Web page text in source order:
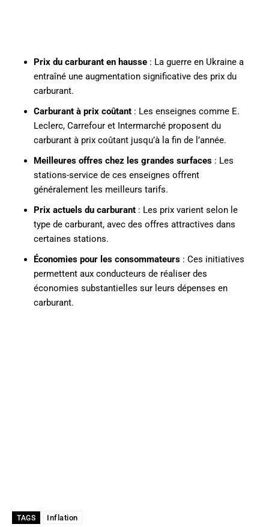
Prix du carburant en hausse : La guerre en Ukraine a
entraîné une augmentation significative des prix du
carburant.
Carburant à prix coûtant : Les enseignes comme E.
Leclerc, Carrefour et Intermarché proposent du
carburant à prix coûtant jusqu’à la fin de l’année.
Meilleures offres chez les grandes surfaces : Les
stations-service de ces enseignes offrent
généralement les meilleurs tarifs.
Prix actuels du carburant : Les prix varient selon le
type de carburant, avec des offres attractives dans
certaines stations.
Économies pour les consommateurs : Ces initiatives
permettent aux conducteurs de réaliser des
économies substantielles sur leurs dépenses en
carburant.
TAGS Inflation